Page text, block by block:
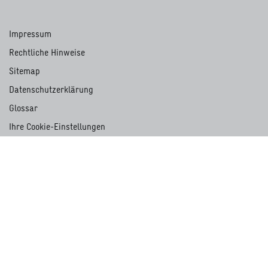
Impressum
Rechtliche Hinweise
Sitemap
Datenschutzerklärung
Glossar
Ihre Cookie-Einstellungen